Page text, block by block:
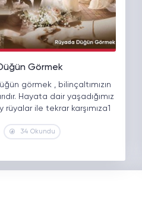
Görmek
görmek , bilinçaltımızın
Hayata dair yaşadığımız
rüyalar ile tekrar karşımıza1
34 Okundu